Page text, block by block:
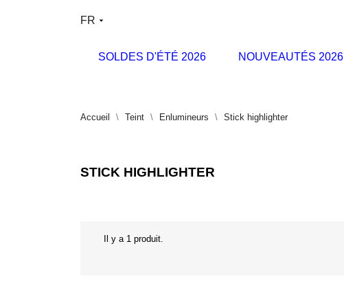
FR
SOLDES D'ÉTÉ 2026 NOUVEAUTÉS 2026
Accueil Teint Enlumineurs Stick highlighter
STICK HIGHLIGHTER
Il y a 1 produit.